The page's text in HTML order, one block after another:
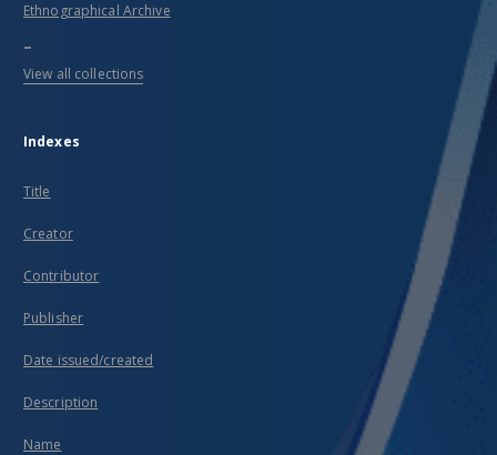
Ethnographical Archive
...
View all collections
Indexes
Title
Creator
Contributor
Publisher
Date issued/created
Description
Name